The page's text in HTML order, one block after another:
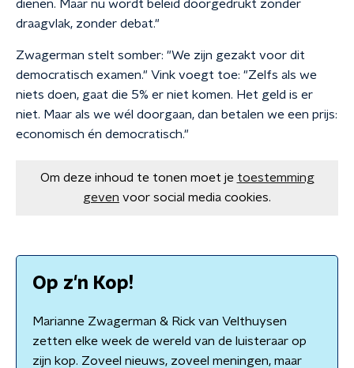
dienen. Maar nu wordt beleid doorgedrukt zonder
draagvlak, zonder debat."
Zwagerman stelt somber: "We zijn gezakt voor dit
democratisch examen." Vink voegt toe: "Zelfs als we
niets doen, gaat die 5% er niet komen. Het geld is er
niet. Maar als we wél doorgaan, dan betalen we een prijs:
economisch én democratisch."
Om deze inhoud te tonen moet je toestemming
geven voor social media cookies.
Op z'n Kop!
Marianne Zwagerman & Rick van Velthuysen
zetten elke week de wereld van de luisteraar op
zijn kop. Zoveel nieuws, zoveel meningen, maar